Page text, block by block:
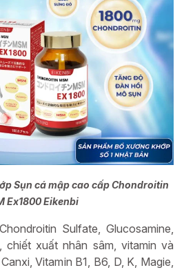
Sụn cá mập cao cấp Chondroitin
Ex1800 Eikenbi
Chondroitin Sulfate, Glucosamine,
chiết xuất nhân sâm, vitamin và
Vitamin B1, B6, D, K, Magie,